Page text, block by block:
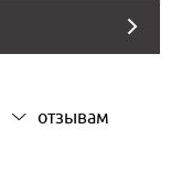
отзывам